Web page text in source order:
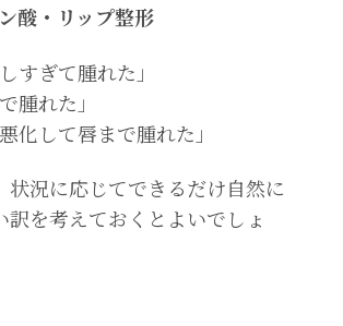
酸・リップ整形
すぎて腫れた」
腫れた」
化して唇まで腫れた」
状況に応じてできるだけ自然に
訳を考えておくとよいでしょ